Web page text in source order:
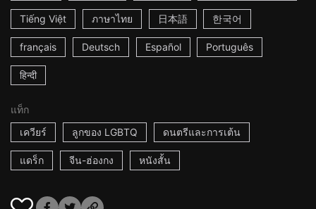
Tiếng Việt ภาษาไทย 日本語 한국어
français Deutsch Español Português
हिन्दी
แท็ก
เควียร์
ลูกของ LGBTQ ดนตรีและการเต้น
แดร็ก จีน-ฮ่องกง หนังสั้น